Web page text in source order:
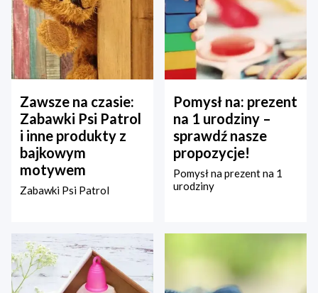
Zawsze na czasie:
Zabawki Psi Patrol
i inne produkty z
bajkowym
motywem
Zabawki Psi Patrol
Pomysł na: prezent
na 1 urodziny –
sprawdź nasze
propozycje!
Pomysł na prezent na 1
urodziny